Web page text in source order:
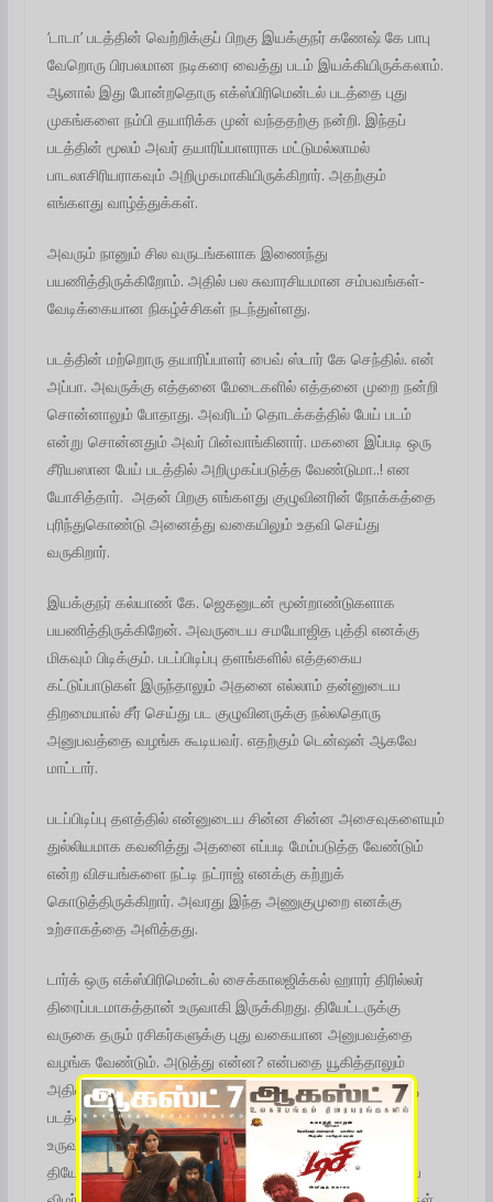
‘டாடா’ படத்தின் வெற்றிக்குப் பிறகு இயக்குநர் கணேஷ் கே பாபு
வேறொரு பிரபலமான நடிகரை வைத்து படம் இயக்கியிருக்கலாம்.
ஆனால் இது போன்றதொரு எக்ஸ்பிரிமென்டல் படத்தை புது
முகங்களை நம்பி தயாரிக்க முன் வந்ததற்கு நன்றி. இந்தப்
படத்தின் மூலம் அவர் தயாரிப்பாளராக மட்டுமல்லாமல்
பாடலாசிரியராகவும் அறிமுகமாகியிருக்கிறார். அதற்கும்
எங்களது வாழ்த்துக்கள்.‌
அவரும் நானும் சில வருடங்களாக இணைந்து
பயணித்திருக்கிறோம். அதில் பல சுவாரசியமான சம்பவங்கள்-
வேடிக்கையான நிகழ்ச்சிகள் நடந்துள்ளது.
படத்தின் மற்றொரு தயாரிப்பாளர் பைவ் ஸ்டார் கே செந்தில். என்
அப்பா. அவருக்கு எத்தனை மேடைகளில் எத்தனை முறை நன்றி
சொன்னாலும் போதாது. அவரிடம் தொடக்கத்தில் பேய் படம்
என்று சொன்னதும் அவர் பின்வாங்கினார். மகனை இப்படி ஒரு
சீரியஸான பேய் படத்தில் அறிமுகப்படுத்த வேண்டுமா..! என
யோசித்தார். அதன் பிறகு எங்களது குழுவினரின் நோக்கத்தை
புரிந்துகொண்டு அனைத்து வகையிலும் உதவி செய்து
வருகிறார்.
இயக்குநர் கல்யாண் கே. ஜெகனுடன் மூன்றாண்டுகளாக
பயணித்திருக்கிறேன். அவருடைய சமயோஜித புத்தி எனக்கு
மிகவும் பிடிக்கும். படப்பிடிப்பு தளங்களில் எத்தகைய
கட்டுப்பாடுகள் இருந்தாலும் அதனை எல்லாம் தன்னுடைய
திறமையால் சீர் செய்து பட குழுவினருக்கு நல்லதொரு
அனுபவத்தை வழங்க கூடியவர்.‌ எதற்கும் டென்ஷன் ஆகவே
மாட்டார்.
படப்பிடிப்பு தளத்தில் என்னுடைய சின்ன சின்ன அசைவுகளையும்
துல்லியமாக கவனித்து அதனை எப்படி மேம்படுத்த வேண்டும்
என்ற விசயங்களை நட்டி நட்ராஜ் எனக்கு கற்றுக்
கொடுத்திருக்கிறார். அவரது இந்த அணுகுமுறை எனக்கு
உற்சாகத்தை அளித்தது.
டார்க் ஒரு எக்ஸ்பிரிமென்டல் சைக்காலஜிக்கல் ஹாரர் திரில்லர்
திரைப்படமாகத்தான் உருவாகி இருக்கிறது. தியேட்டருக்கு
வருகை தரும் ரசிகர்களுக்கு புது வகையான அனுபவத்தை
வழங்க வேண்டும். அடுத்து என்ன? என்பதை யூகித்தாலும்
அதிலிருந்து மாறுபட்டு பொழுது போக்கு அம்சங்களுடன் ஒரு
படத்தை கொடுக்க வேண்டும் என்று நினைத்து ,இதனை
உருவாக்கி இருக்கிறோம். இந்தப் படத்தை அனைவரும்
தியேட்டருக்கு சென்று பாருங்கள். பார்த்த பிறகு உங்களுடைய